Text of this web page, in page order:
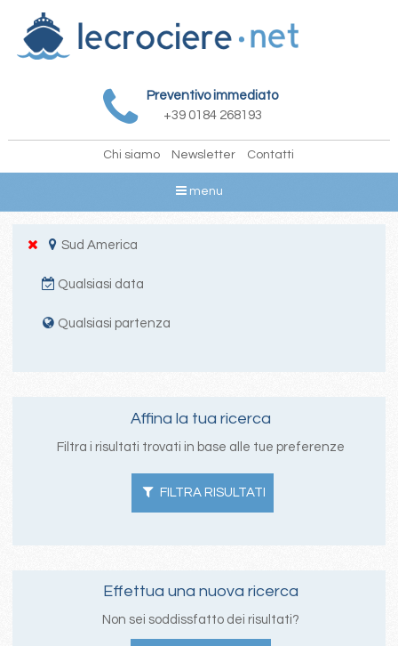
Preventivo immediato
+39 0184 268193
Chi siamo Newsletter Contatti
menu
Sud America
Qualsiasi data
Qualsiasi partenza
Affina la tua ricerca
Filtra i risultati trovati in base alle tue preferenze
FILTRA RISULTATI
Effettua una nuova ricerca
Non sei soddissfatto dei risultati?